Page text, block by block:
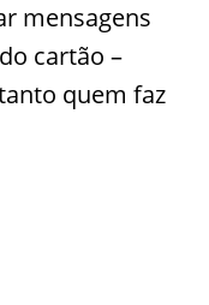
mensagens
cartão –
quem faz